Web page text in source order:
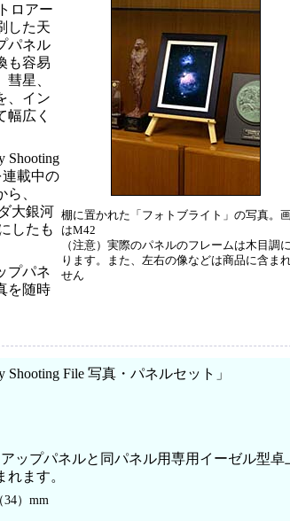
棚に置かれた「フォトブライト」の写真。
はM42
（注意）実際のパネルのフレームは木目調
ります。また、左右の像などは商品に含ま
せん
ロアー
した天
パネル
も容易
星、
、イン
幅広く
Shooting
連載中の
、
大銀河
したも
プパネ
を随時
File 写真・パネルセット」
ップパネルと同パネル用専用イーゼル型卓
ます。
34）mm